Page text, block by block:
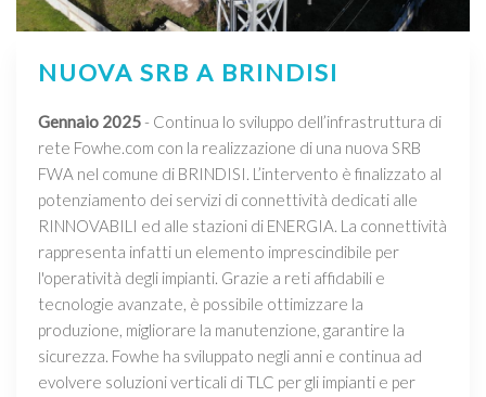
NUOVA SRB A BRINDISI
Gennaio 2025- Continua lo sviluppo dell’infrastruttura di
rete Fowhe.com con la realizzazione di una nuova SRB
FWA nel comune di BRINDISI. L’intervento è finalizzato al
potenziamento dei servizi di connettività dedicati alle
RINNOVABILI ed alle stazioni di ENERGIA. La connettività
rappresenta infatti un elemento imprescindibile per
l'operatività degli impianti. Grazie a reti affidabili e
tecnologie avanzate, è possibile ottimizzare la
produzione, migliorare la manutenzione, garantire la
sicurezza. Fowhe ha sviluppato negli anni e continua ad
evolvere soluzioni verticali di TLC per gli impianti e per